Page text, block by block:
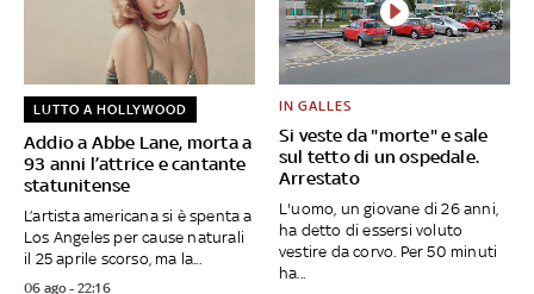
Addio a Abbe Lane, morta a
93 anni l’attrice e cantante
statunitense
LUTTO A HOLLYWOOD
L’artista americana si è spenta a
Los Angeles per cause naturali
il 25 aprile scorso, ma la...
06 ago - 22:16
Si veste da "morte" e sale
sul tetto di un ospedale.
Arrestato
IN GALLES
L'uomo, un giovane di 26 anni,
ha detto di essersi voluto
vestire da corvo. Per 50 minuti
ha...